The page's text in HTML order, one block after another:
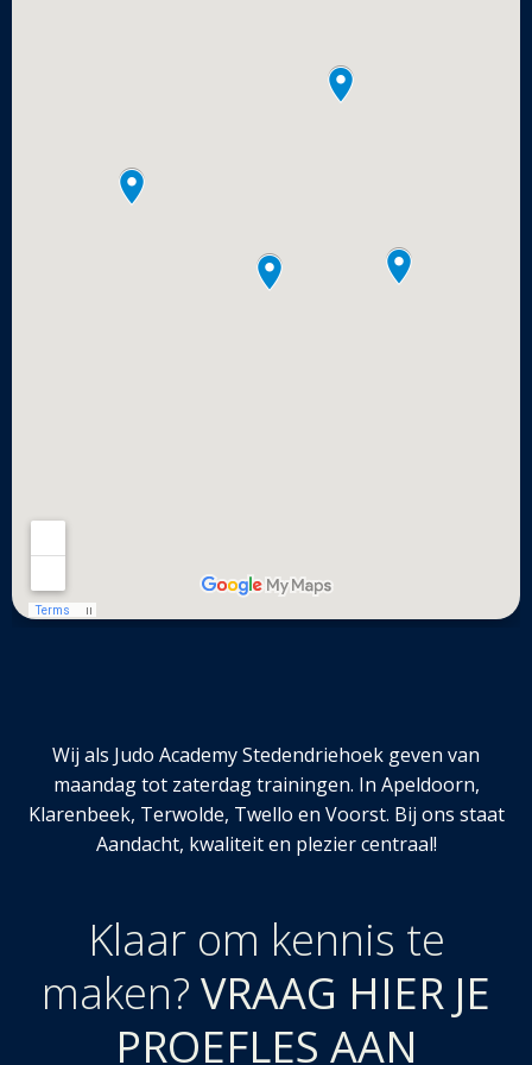
Wij als Judo Academy Stedendriehoek geven van
maandag tot zaterdag trainingen. In Apeldoorn,
Klarenbeek, Terwolde, Twello en Voorst. Bij ons staat
Aandacht, kwaliteit en plezier centraal!
Klaar om kennis te
maken? VRAAG HIER JE
PROEFLES AAN